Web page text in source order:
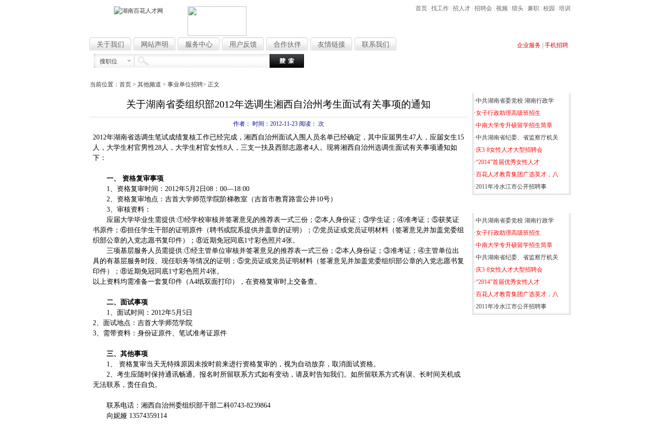
首页 找工作 招人才 招聘会 视频 猎头 兼职 校园 培训
关于我们 网站声明 服务中心 用户反馈 合作伙伴 友情链接 联系我们 企业服务 手机招聘
搜职位
当前位置： 首页 > 其他频道 > 事业单位招聘> 正文
关于湖南省委组织部2012年选调生湘西自治州考生面试有关事项的通知
作者： 时间：2012-11-23 阅读： 次
2012年湖南省选调生笔试成绩复核工作已经完成，湘西自治州面试入围人员名单已经确定，其中应届男生47人，应届女生15
人，大学生村官男性28人，大学生村官女性8人，三支一扶及西部志愿者4人。现将湘西自治州选调生面试有关事项通知如
下：
一、 资格复审事项
1、资格复审时间：2012年5月2日08：00—18:00
2、资格复审地点：吉首大学师范学院阶梯教室（吉首市教育路雷公井10号）
3、审核资料：
应届大学毕业生需提供:①经学校审核并签署意见的推荐表一式三份；②本人身份证；③学生证；④准考证；⑤获奖证
书原件；⑥担任学生干部的证明原件（聘书或院系提供并盖章的证明）；⑦党员证或党员证明材料（签署意见并加盖党委组
织部公章的入党志愿书复印件）；⑧近期免冠同底1寸彩色照片4张。
三项基层服务人员需提供:①经主管单位审核并签署意见的推荐表一式三份；②本人身份证；③准考证；④主管单位出
具的有基层服务时段、现任职务等情况的证明；⑤党员证或党员证明材料（签署意见并加盖党委组织部公章的入党志愿书复
印件）；⑧近期免冠同底1寸彩色照片4张。
以上资料均需准备一套复印件（A4纸双面打印），在资格复审时上交备查。
二、面试事项
1、面试时间：2012年5月5日
2、面试地点：吉首大学师范学院
3、需带资料：身份证原件、笔试准考证原件
三、其他事项
1、 资格复审当天无特殊原因未按时前来进行资格复审的，视为自动放弃，取消面试资格。
2、考生应随时保持通讯畅通。报名时所留联系方式如有变动，请及时告知我们。如所留联系方式有误、长时间关机或
无法联系，责任自负。
联系电话：湘西自治州委组织部干部二科0743-8239864
向妮娅 13574359114
·中共湖南省委党校 湖南行政学
·女子行政助理高级班招生
·中南大学专升硕留学招生简章
·中共湖南省纪委、省监察厅机关
·庆3·8女性人才大型招聘会
·“2014”首届优秀女性人才
·百花人才教育集团广选英才，八
·2011年冷水江市公开招聘事
·中共湖南省委党校 湖南行政学
·女子行政助理高级班招生
·中南大学专升硕留学招生简章
·中共湖南省纪委、省监察厅机关
·庆3·8女性人才大型招聘会
·“2014”首届优秀女性人才
·百花人才教育集团广选英才，八
·2011年冷水江市公开招聘事